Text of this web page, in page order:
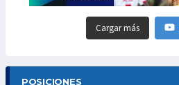
Cargar más
POSICIONES